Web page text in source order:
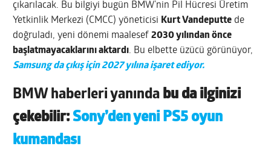
çıkarılacak. Bu bilgiyi bugün BMW’nin Pil Hücresi Üretim
Yetkinlik Merkezi (CMCC) yöneticisi Kurt Vandeputte de
doğruladı, yeni dönemi maalesef2030 yılından önce
başlatmayacaklarını aktardı. Bu elbette üzücü görünüyor,
Samsung da çıkış için 2027 yılına işaret ediyor.
BMW haberleri yanında bu da ilginizi
çekebilir: Sony’den yeni PS5 oyun
kumandası